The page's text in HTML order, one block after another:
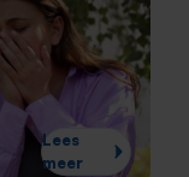
Lees
meer